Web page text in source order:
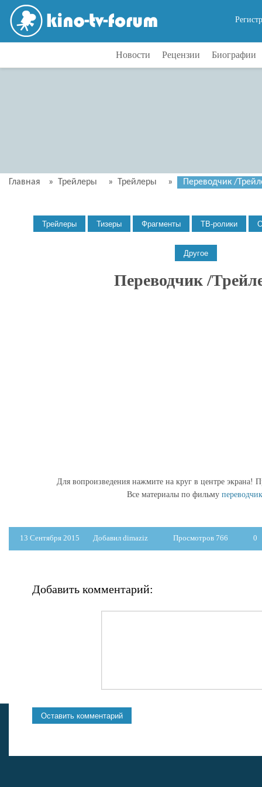
Новости Рецензии Биографии
Главная » Трейлеры » Трейлеры » Переводчик /
Переводчик /
Для вопроизведения нажмите на круг в центре экрана!
Все материалы по фильму
13 Сентября 2015 Добавил dimaziz Просмотров 766 0
Добавить комментарий: